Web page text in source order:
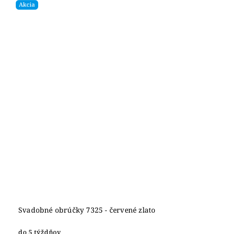
Akcia
Svadobné obrúčky 7325 - červené zlato
do 5 týždňov